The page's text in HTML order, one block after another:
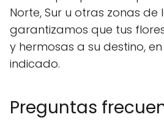
Norte, Sur u otras zonas de
garantizamos que tus
y hermosas a su destino,
indicado.
Preguntas